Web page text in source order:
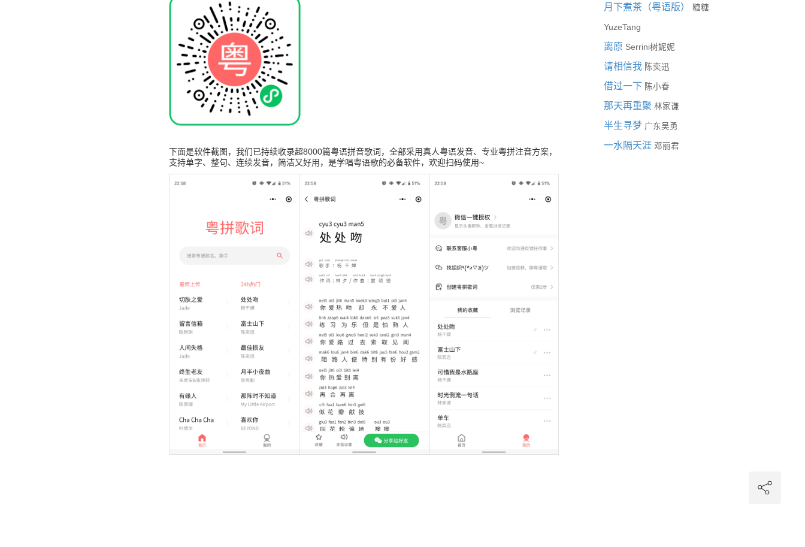
下面是软件截图，我们已持续收录超8000篇粤语拼音歌词，全部采用真人粤语发音、专业粤拼注音方案，
支持单字、整句、连续发音，简洁又好用，是学唱粤语歌的必备软件，欢迎扫码使用~
月下煮茶（粤语版） 糖糖
YuzeTang
离原 Serrini树妮妮
请相信我 陈奕迅
借过一下 陈小春
那天再重聚 林家谦
半生寻梦 广东吴勇
一水隔天涯 邓丽君